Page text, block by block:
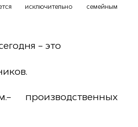
исключительно семейным
– это
производственных